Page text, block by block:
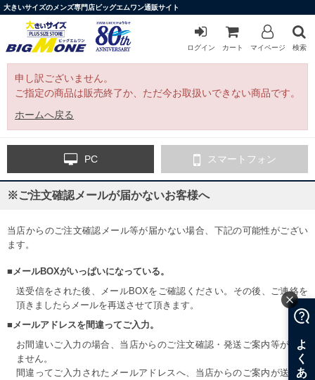
大きいサイズのメンズ専門店ビッグエムワン通販サイト
ログイン カート マイページ 検索
申し訳ございません。
ご指定の商品は販売終了か、ただ今お取扱いできない商品です。
ホームへ戻る
PC スマートフォン
※ご注文確認メールが届かないお客様へ
当店からのご注文確認メール等が届かない場合、下記の可能性がござい
ます。
■メールBOXがいっぱいになっている。
送受信をされた後、メールBOXをご確認ください。その後、ご連絡を
頂きましたらメールを再送させて頂きます。
■メールアドレスを間違ってご入力。
お間違いご入力の場合、当店からのご注文確認・発送ご案内等が届き
ません。
間違ってご入力されたメールアドレスへ、当店からのご案内が送信さ